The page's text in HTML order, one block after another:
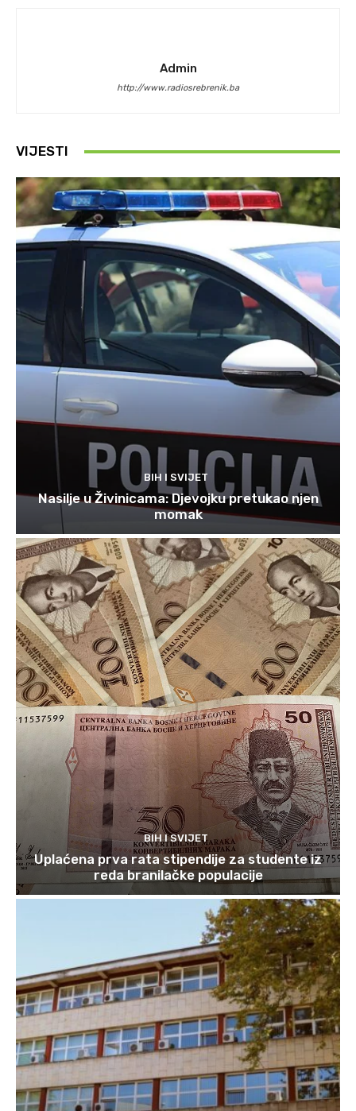
Admin
http://www.radiosrebrenik.ba
VIJESTI
BIH I SVIJET
Nasilje u Živinicama: Djevojku pretukao njen
momak
BIH I SVIJET
Uplaćena prva rata stipendije za studente iz
reda branilačke populacije